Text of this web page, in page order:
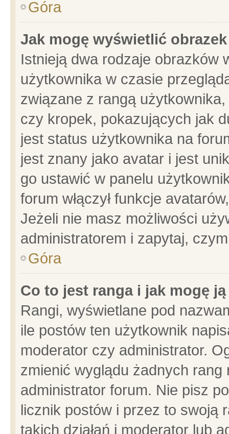
Góra
Jak mogę wyświetlić
Istnieją dwa rodzaje obrazków
użytkownika w czasie
związane z rangą
czy kropek, pokazujących jak
jest status użytkownika na
jest znany jako avatar i jest
go ustawić w panelu
forum włączył funkcje
Jeżeli nie masz możliwości
administratorem i zapytaj,
Góra
Co to jest ranga i jak mogę
Rangi, wyświetlane pod
ile postów ten użytkownik
moderator czy administrator.
zmienić wyglądu żadnych
administrator forum. Nie pisz
licznik postów i przez to swoją
takich działań i moderator lub